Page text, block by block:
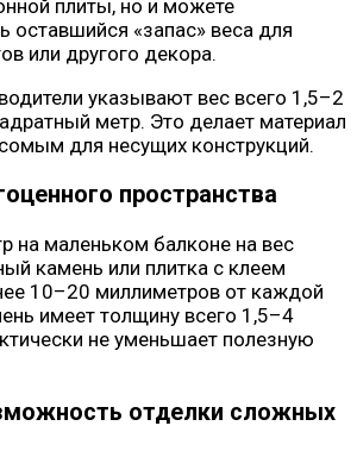
плиты, но и можете
оставшийся «запас» веса для
или другого декора.
указывают вес всего 1,5–2
метр. Это делает материал
для несущих конструкций.
пространства
на маленьком балконе на вес
камень или плитка с клеем
10–20 миллиметров от каждой
имеет толщину всего 1,5–4
не уменьшает полезную
отделки сложных